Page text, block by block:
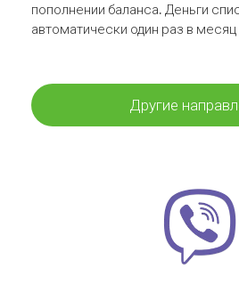
пополнении баланса. Деньги
автоматически один раз в месяц
Другие